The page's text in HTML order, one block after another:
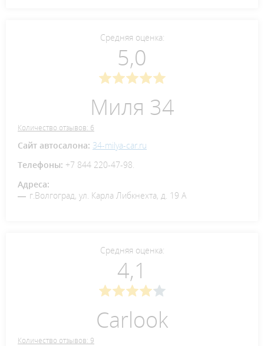
Средняя оценка:
5,0
Миля 34
Количество отзывов: 6
Сайт автосалона: 34-milya-car.ru
Телефоны: +7 844 220-47-98.
Адреса:
г.Волгоград, ул. Карла Либкнехта, д. 19 А
Средняя оценка:
4,1
Carlook
Количество отзывов: 9